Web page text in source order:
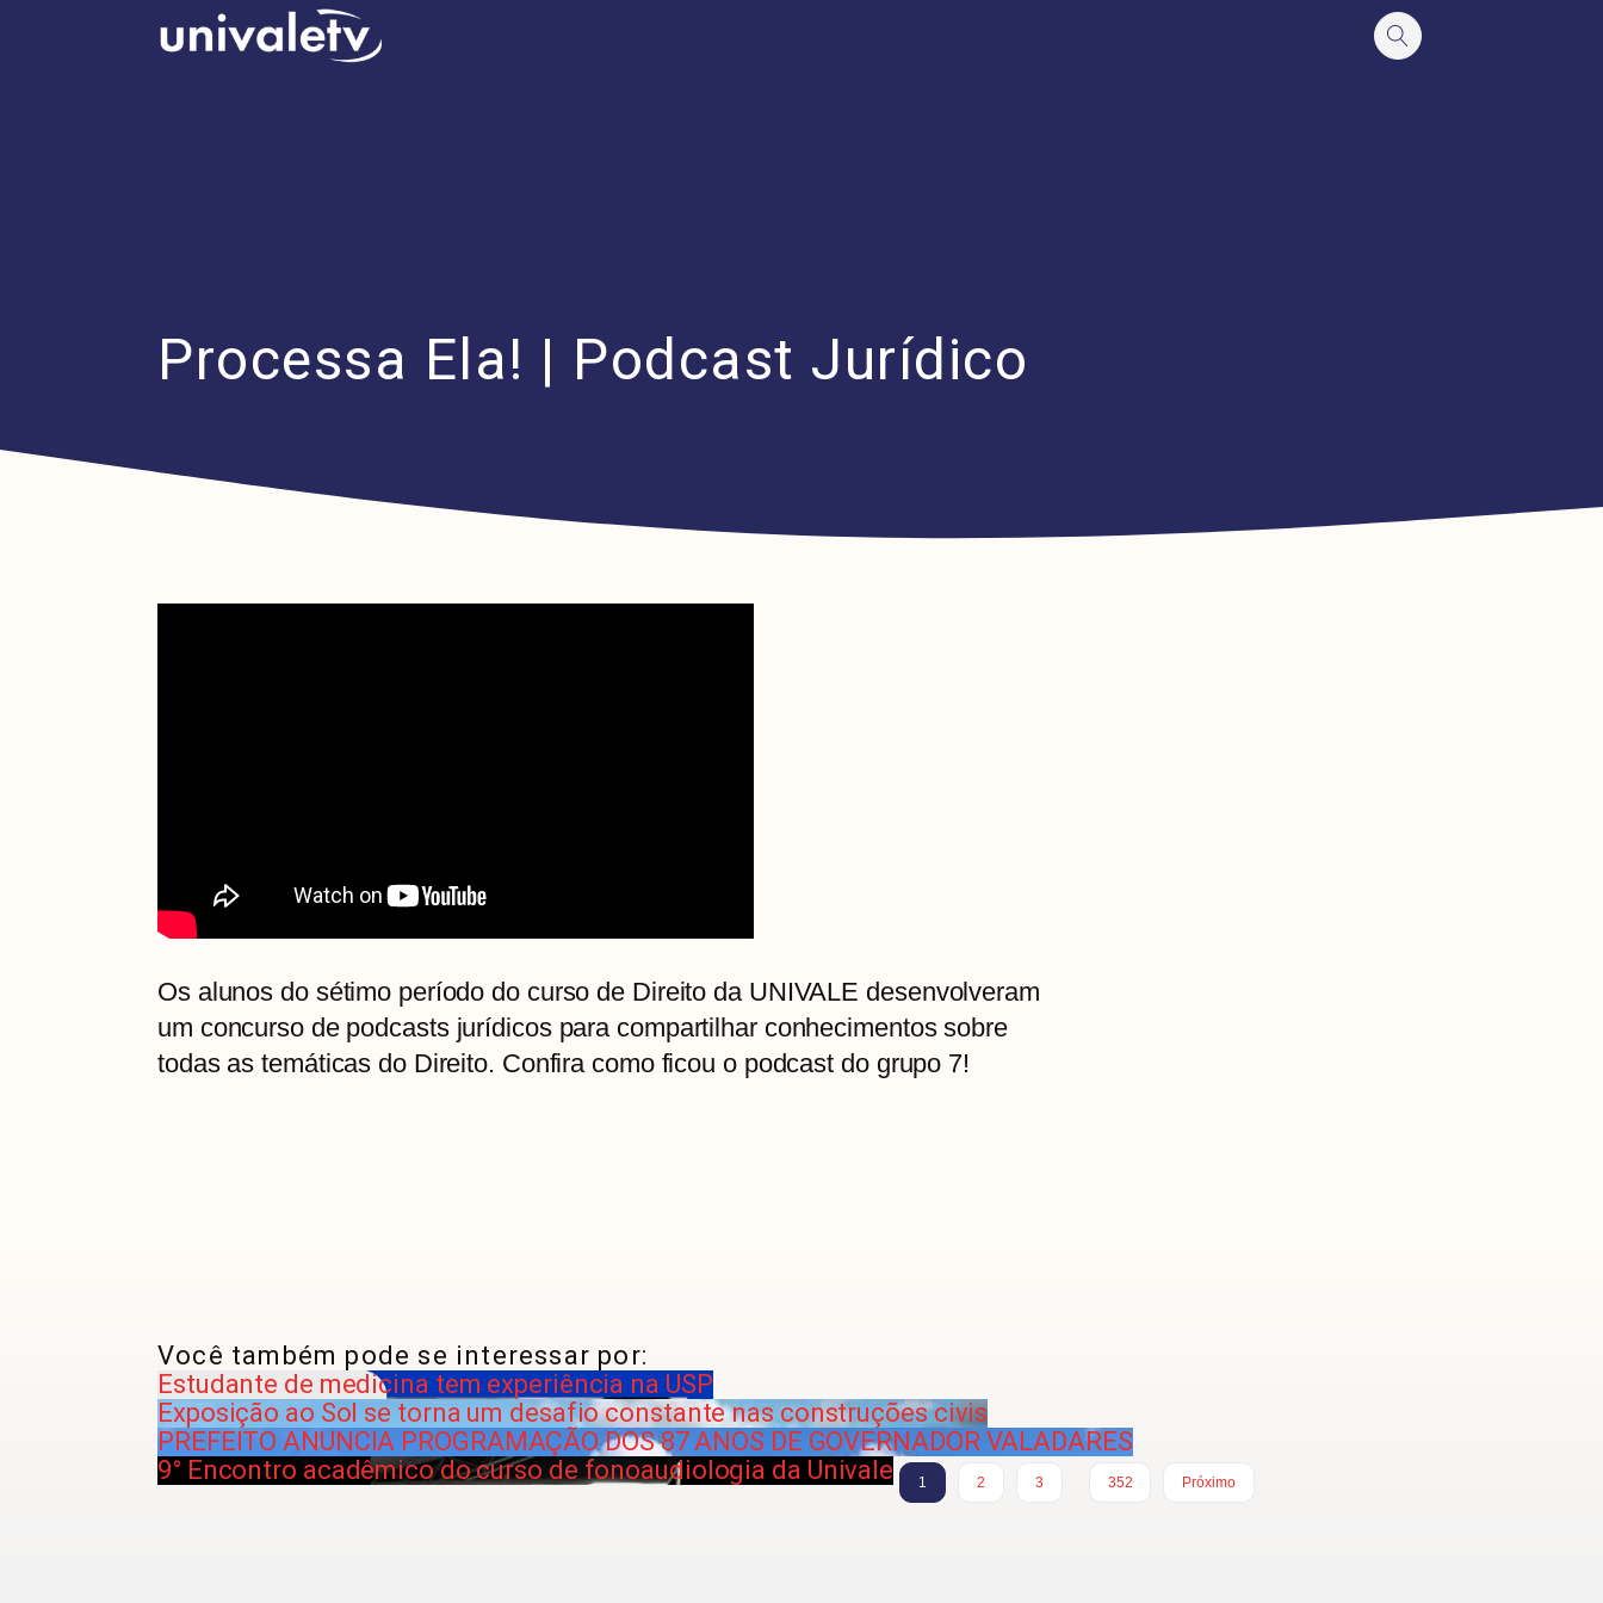
Processa Ela! | Podcast Jurídico
Os alunos do sétimo período do curso de Direito da UNIVALE desenvolveram
um concurso de podcasts jurídicos para compartilhar conhecimentos sobre
todas as temáticas do Direito. Confira como ficou o podcast do grupo 7!
Você também pode se interessar por:
Estudante de medicina tem experiência na USP
Exposição ao Sol se torna um desafio constante nas construções civis
PREFEITO ANUNCIA PROGRAMAÇÃO DOS 87 ANOS DE GOVERNADOR VALADARES
9° Encontro acadêmico do curso de fonoaudiologia da Univale
1 2 3
352
Próximo